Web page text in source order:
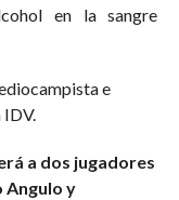
en la sangre
e
a dos jugadores
y